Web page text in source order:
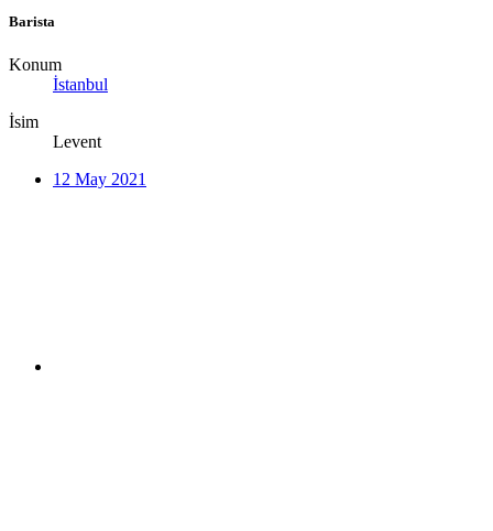
Barista
Konum
İstanbul
İsim
Levent
12 May 2021